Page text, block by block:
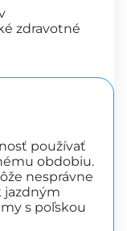
zdravotné
používať
obdobiu.
nesprávne
jazdným
s poľskou